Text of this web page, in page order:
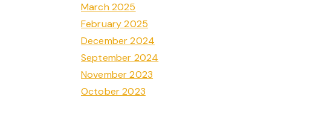
March 2025
February 2025
December 2024
September 2024
November 2023
October 2023